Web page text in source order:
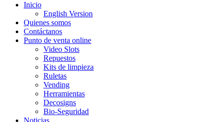
Inicio
English Version
Quienes somos
Contáctanos
Punto de venta online
Video Slots
Repuestos
Kits de limpieza
Ruletas
Vending
Herramientas
Decosigns
Bio-Seguridad
Noticias